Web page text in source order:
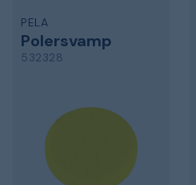
PELA
Polersvamp
532328